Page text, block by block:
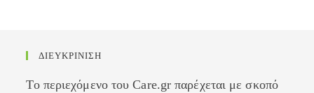
ΔΙΕΥΚΡΙΝΙΣΗ
Το περιεχόμενο του Care.gr παρέχεται με σκοπό